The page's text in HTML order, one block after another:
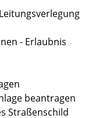
- Erlaubnis
beantragen
Straßenschild